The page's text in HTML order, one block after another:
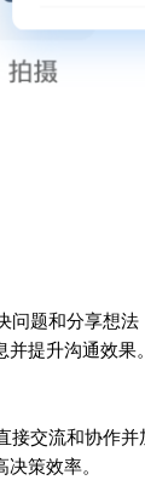
题和分享想
提升沟通效
交流和协作
策效率。